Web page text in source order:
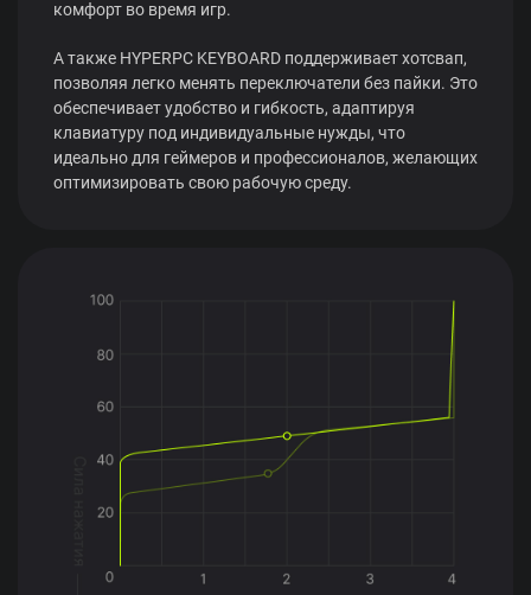
комфорт во время игр.
А также HYPERPC KEYBOARD поддерживает хотсвап,
позволяя легко менять переключатели без пайки. Это
обеспечивает удобство и гибкость, адаптируя
клавиатуру под индивидуальные нужды, что
идеально для геймеров и профессионалов, желающих
оптимизировать свою рабочую среду.